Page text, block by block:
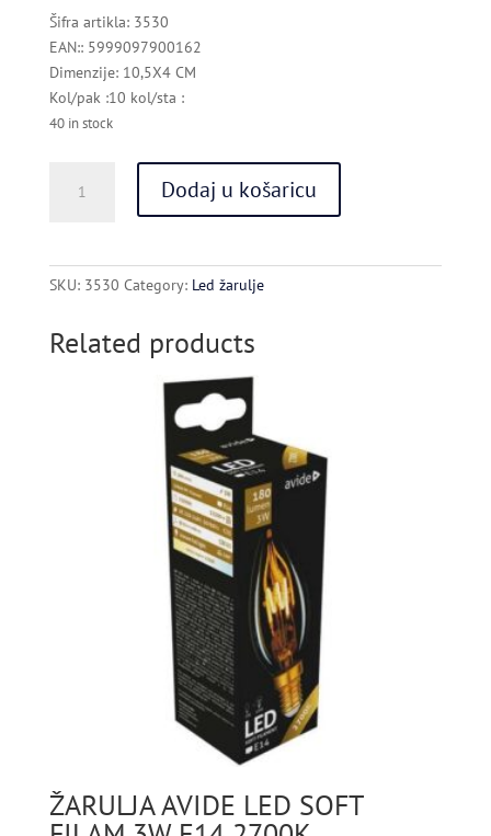
Šifra artikla: 3530
EAN:: 5999097900162
Dimenzije: 10,5X4 CM
Kol/pak :10 kol/sta :
40 in stock
ENTAC
quantity
Dodaj u košaricu
SKU: 3530 Category: Led žarulje
Related products
ŽARULJA AVIDE LED SOFT